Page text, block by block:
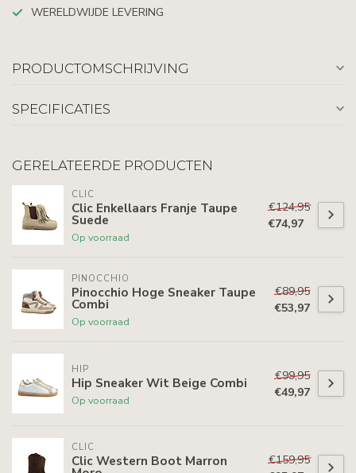
WERELDWIJDE LEVERING
PRODUCTOMSCHRIJVING
SPECIFICATIES
GERELATEERDE PRODUCTEN
CLIC
Clic Enkellaars Franje Taupe
Suede
Op voorraad
€124,95
€74,97
PINOCCHIO
Pinocchio Hoge Sneaker Taupe
Combi
Op voorraad
€89,95
€53,97
HIP
Hip Sneaker Wit Beige Combi
Op voorraad
€99,95
€49,97
CLIC
Clic Western Boot Marron
€159,95